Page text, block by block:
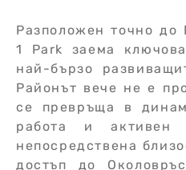
Разположен точно до
1 Park заема
най-бързо
Районът вече не е
се превръща в
работа и
непосредствена
достъп до